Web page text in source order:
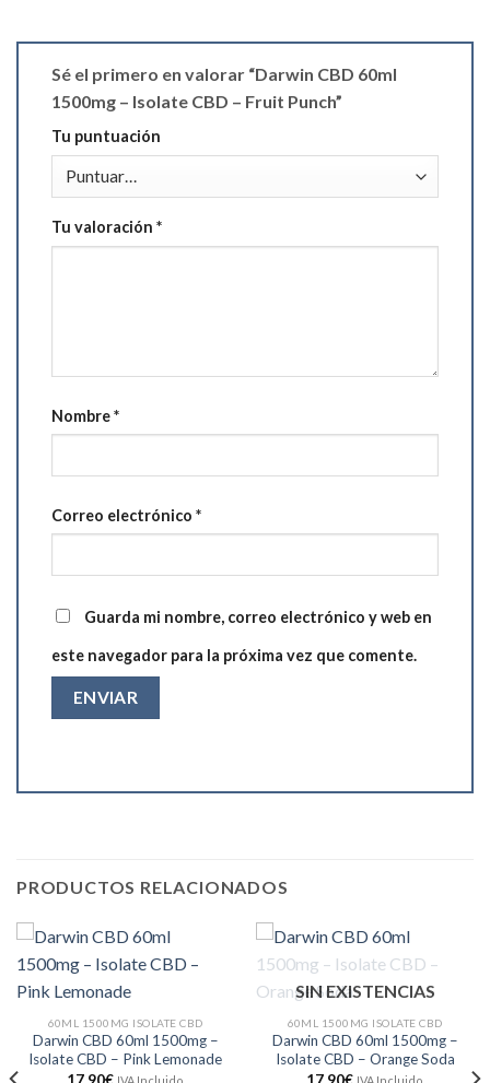
Sé el primero en valorar “Darwin CBD 60ml
1500mg – Isolate CBD – Fruit Punch”
Tu puntuación
Tu valoración *
Nombre*
Correo electrónico *
Guarda mi nombre, correo electrónico y web en
este navegador para la próxima vez que comente.
PRODUCTOS RELACIONADOS
60ML 1500MG ISOLATE CBD
Darwin CBD 60ml 1500mg –
Isolate CBD – Pink Lemonade
17.90€ IVA Incluido
SIN EXISTENCIAS
60ML 1500MG ISOLATE CBD
Darwin CBD 60ml 1500mg –
Isolate CBD – Orange Soda
17.90€ IVA Incluido